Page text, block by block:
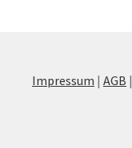
Impressum | AGB |